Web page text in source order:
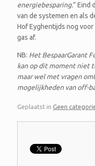
energiebesparing.” Eind
van de systemen en als
Hof Eyghentijds nog
gas af.
NB: Het BespaarGarant
kan op dit moment niet
maar wel met vragen
mogelijkheden van off-
Geplaatst in Geen